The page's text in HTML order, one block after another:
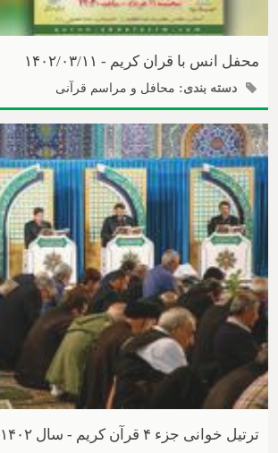
محفل انس با قران کریم - ۱۴۰۲/۰۳/۱۱
دسته بندی: محافل و مراسم قرآنی
ترتیل خوانی جزء ۴ قرآن کریم - سال ۱۴۰۲